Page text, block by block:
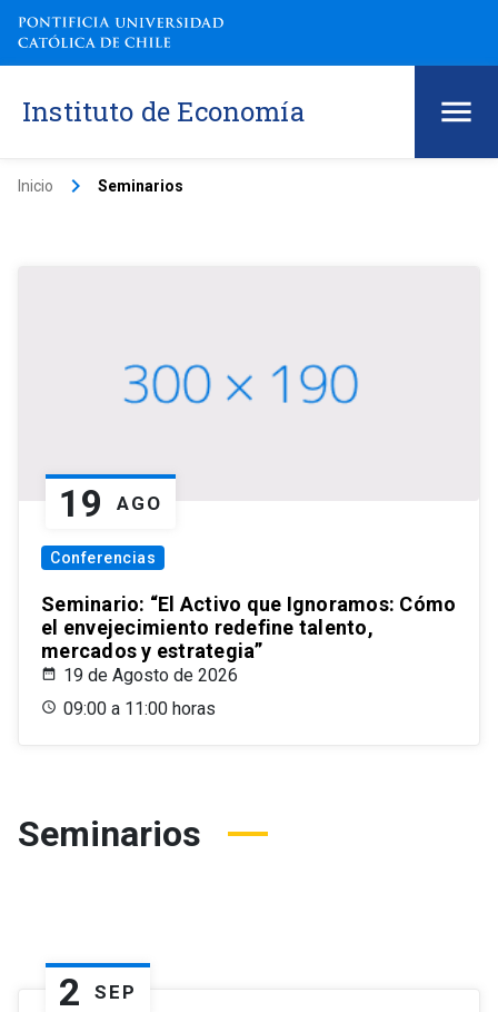
Instituto de Economía
Inicio keyboard_arrow_right Seminarios
19 AGO
Conferencias
Seminario: “El Activo que Ignoramos: Cómo
el envejecimiento redefine talento,
mercados y estrategia”
19 de Agosto de 2026
09:00 a 11:00 horas
Seminarios
2 SEP